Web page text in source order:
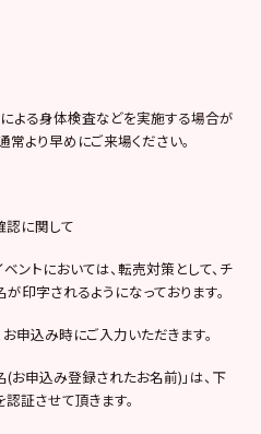
よる身体検査などを実施する場合が
常より早めにご来場ください。
に関して
ベントにおいては、転売対策として、チ
印字されるようになっております。
申込み時にご入力いただきます。
お申込み登録されたお名前)」は、下
証させて頂きます。